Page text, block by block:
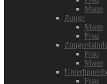
Mann
Zunge
Mann
Frau
Frau
Mann
Frau